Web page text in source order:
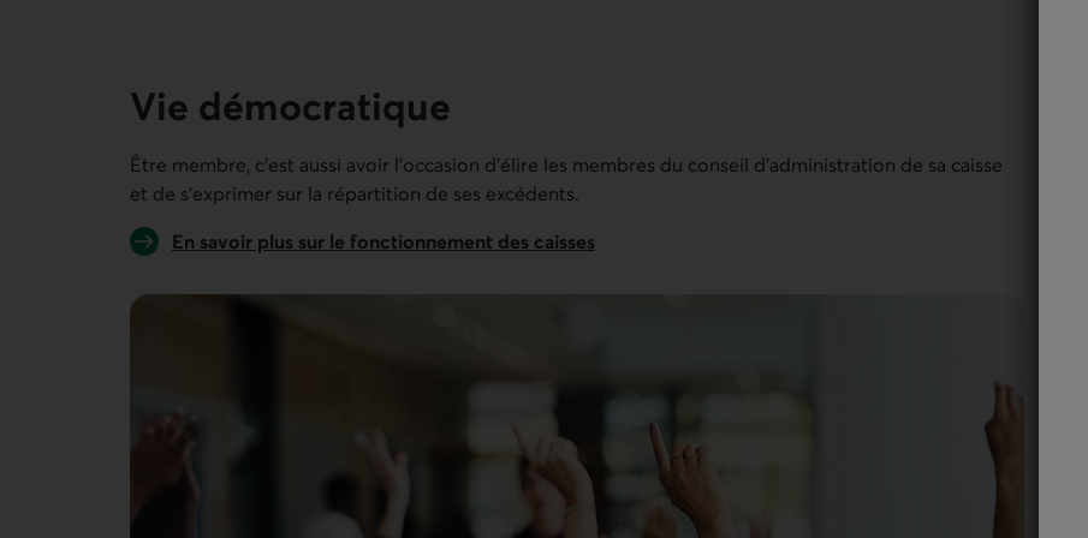
Vie démocratique
Être membre, c’est aussi avoir l’occasion d'élire les membres du conseil d'administration de sa caisse
et de s'exprimer sur la répartition de ses excédents.
En savoir plus sur le fonctionnement des caisses